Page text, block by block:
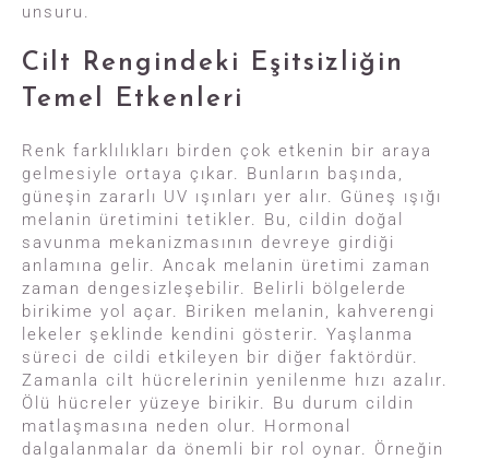
unsuru.
Cilt Rengindeki Eşitsizliğin
Temel Etkenleri
Renk farklılıkları birden çok etkenin bir araya
gelmesiyle ortaya çıkar. Bunların başında,
güneşin zararlı UV ışınları yer alır. Güneş ışığı
melanin üretimini tetikler. Bu, cildin doğal
savunma mekanizmasının devreye girdiği
anlamına gelir. Ancak melanin üretimi zaman
zaman dengesizleşebilir. Belirli bölgelerde
birikime yol açar. Biriken melanin, kahverengi
lekeler şeklinde kendini gösterir. Yaşlanma
süreci de cildi etkileyen bir diğer faktördür.
Zamanla cilt hücrelerinin yenilenme hızı azalır.
Ölü hücreler yüzeye birikir. Bu durum cildin
matlaşmasına neden olur. Hormonal
dalgalanmalar da önemli bir rol oynar. Örneğin